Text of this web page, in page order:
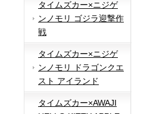
タイムズカー×ニジゲ
ンノモリ ゴジラ迎撃作
戦
タイムズカー×ニジゲ
ンノモリ ドラゴンクエ
スト アイランド
タイムズカー×AWAJI